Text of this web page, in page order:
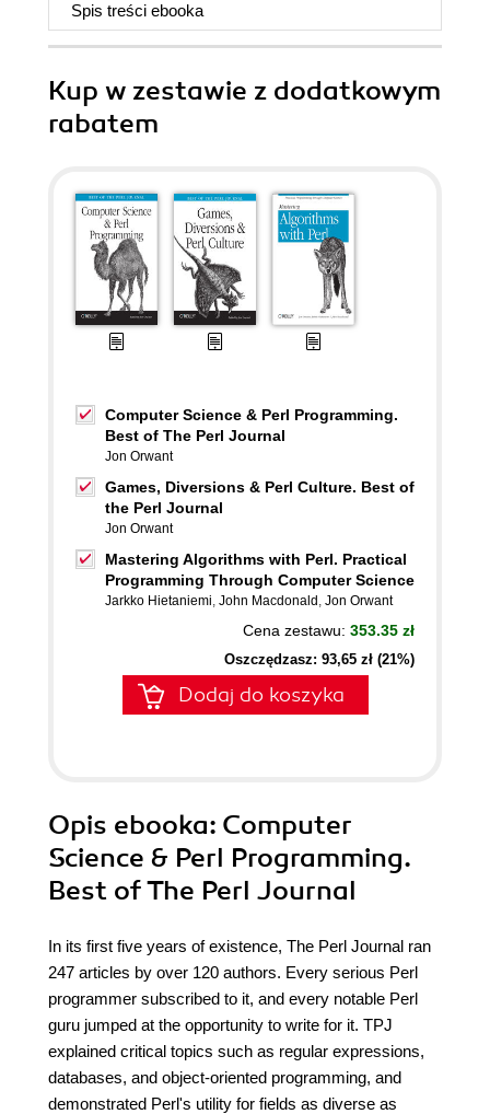
Spis treści ebooka
Kup w zestawie z dodatkowym
rabatem
Computer Science & Perl Programming.
Best of The Perl Journal
Jon Orwant
Games, Diversions & Perl Culture. Best of
the Perl Journal
Jon Orwant
Mastering Algorithms with Perl. Practical
Programming Through Computer Science
Jarkko Hietaniemi, John Macdonald , Jon Orwant
Cena zestawu: 353.35 zł
Oszczędzasz: 93,65 zł (21%)
Dodaj do koszyka
Opis ebooka: Computer
Science & Perl Programming.
Best of The Perl Journal
In its first five years of existence, The Perl Journal ran
247 articles by over 120 authors. Every serious Perl
programmer subscribed to it, and every notable Perl
guru jumped at the opportunity to write for it. TPJ
explained critical topics such as regular expressions,
databases, and object-oriented programming, and
demonstrated Perl's utility for fields as diverse as